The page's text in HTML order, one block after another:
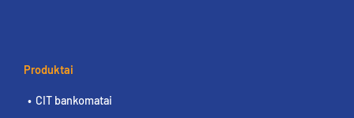
Produktai
CIT bankomatai